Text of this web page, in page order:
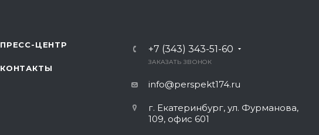
ПРЕСС-ЦЕНТР
КОНТАКТЫ
+7 (343) 343-51-60
ЗАКАЗАТЬ ЗВОНОК
info@perspekt174.ru
г. Екатеринбург, ул. Фурманова,
109, офис 601